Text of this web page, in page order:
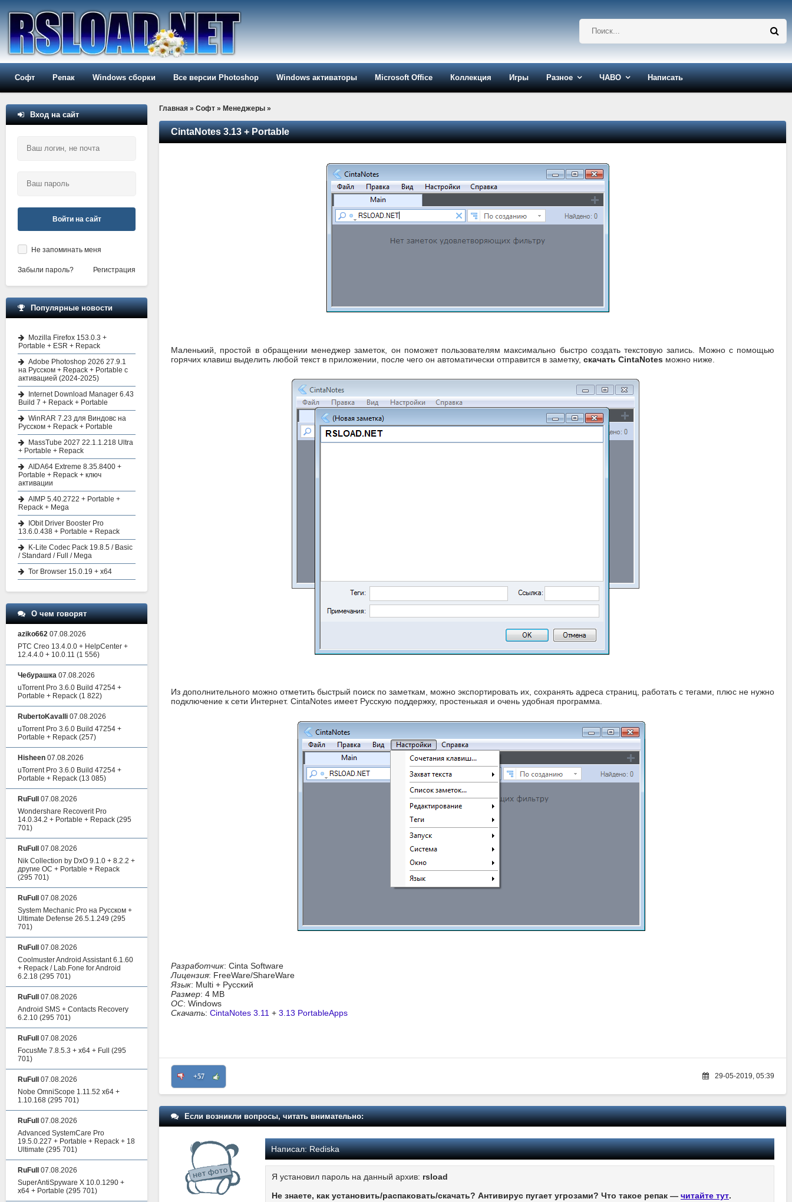
Софт Репак Windows сборки Все версии Photoshop Windows активаторы Microsoft Office Коллекция Игры Разное ЧАВО Написать
Главная » Софт » Менеджеры »
CintaNotes 3.13 + Portable
Маленький, простой в обращении менеджер заметок, он поможет пользователям максимально быстро создать текстовую запись. Можно с помощью
горячих клавиш выделить любой текст в приложении, после чего он автоматически отправится в заметку, скачать CintaNotes можно ниже.
Из дополнительного можно отметить быстрый поиск по заметкам, можно экспортировать их, сохранять адреса страниц, работать с тегами, плюс не нужно
подключение к сети Интернет. CintaNotes имеет Русскую поддержку, простенькая и очень удобная программа.
Разработчик: Cinta Software
Лицензия: FreeWare/ShareWare
Язык: Multi + Русский
Размер: 4 MB
ОС: Windows
Скачать: CintaNotes 3.11 + 3.13 PortableApps
+57 29-05-2019, 05:39
Если возникли вопросы, читать внимательно:
Написал:Rediska
Я установил пароль на данный архив: rsload
Не знаете, как установить/распаковать/скачать? Антивирус пугает угрозами? Что такое репак — читайте тут.
Вход на сайт
Войти на сайт
Не запоминать меня
Забыли пароль? Регистрация
Популярные новости
Mozilla Firefox 153.0.3 +
Portable + ESR + Repack
Adobe Photoshop 2026 27.9.1
на Русском + Repack + Portable с
активацией (2024-2025)
Internet Download Manager 6.43
Build 7 + Repack + Portable
WinRAR 7.23 для Виндовс на
Русском + Repack + Portable
MassTube 2027 22.1.1.218 Ultra
+ Portable + Repack
AIDA64 Extreme 8.35.8400 +
Portable + Repack + ключ
активации
AIMP 5.40.2722 + Portable +
Repack + Mega
IObit Driver Booster Pro
13.6.0.438 + Portable + Repack
K-Lite Codec Pack 19.8.5 / Basic
/ Standard / Full / Mega
Tor Browser 15.0.19 + x64
О чем говорят
aziko662 07.08.2026
PTC Creo 13.4.0.0 + HelpCenter +
12.4.4.0 + 10.0.11 (1 556)
Чебурашка 07.08.2026
uTorrent Pro 3.6.0 Build 47254 +
Portable + Repack (1 822)
RubertoKavalli 07.08.2026
uTorrent Pro 3.6.0 Build 47254 +
Portable + Repack (257)
Hisheen 07.08.2026
uTorrent Pro 3.6.0 Build 47254 +
Portable + Repack (13 085)
RuFull
07.08.2026
Wondershare Recoverit Pro
14.0.34.2 + Portable + Repack (295
701)
RuFull
07.08.2026
Nik Collection by DxO 9.1.0 + 8.2.2 +
другие ОС + Portable + Repack
(295 701)
RuFull
07.08.2026
System Mechanic Pro на Русском +
Ultimate Defense 26.5.1.249 (295
701)
RuFull
07.08.2026
Coolmuster Android Assistant 6.1.60
+ Repack / Lab.Fone for Android
6.2.18 (295 701)
RuFull
07.08.2026
Android SMS + Contacts Recovery
6.2.10 (295 701)
RuFull
07.08.2026
FocusMe 7.8.5.3 + x64 + Full
(295
701)
RuFull
07.08.2026
Nobe OmniScope 1.11.52 x64 +
1.10.168 (295 701)
RuFull
07.08.2026
Advanced SystemCare Pro
19.5.0.227 + Portable + Repack + 18
Ultimate (295 701)
RuFull
07.08.2026
SuperAntiSpyware X 10.0.1290 +
x64 + Portable (295 701)